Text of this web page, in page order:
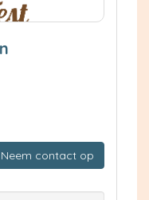
Neem contact op